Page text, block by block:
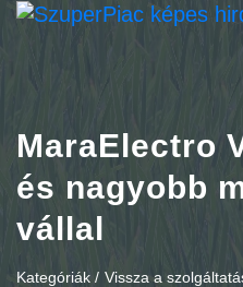
MaraElectro
és nagyobb
vállal
Kategóriák / Vissza a